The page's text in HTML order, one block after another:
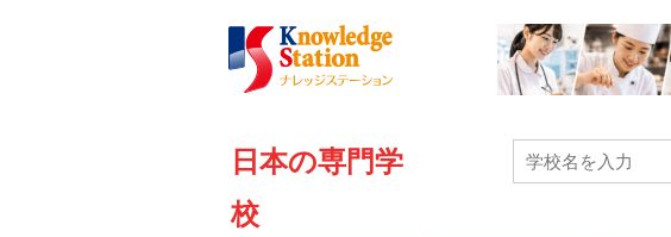
日本の専門学
校